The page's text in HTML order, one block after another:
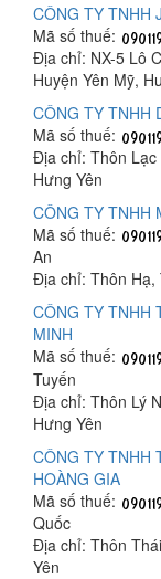
CÔNG TY TNHH
Mã số thuế:
Địa chỉ: NX-5 Lô
Huyện Yên Mỹ,
CÔNG TY TNHH
Mã số thuế:
Địa chỉ: Thôn Lạc
Hưng Yên
CÔNG TY TNHH
Mã số thuế:
An
Địa chỉ: Thôn Hạ,
CÔNG TY TNHH
MINH
Mã số thuế:
Tuyến
Địa chỉ: Thôn Lý
Hưng Yên
CÔNG TY TNHH
HOÀNG GIA
Mã số thuế:
Quốc
Địa chỉ: Thôn
Yên